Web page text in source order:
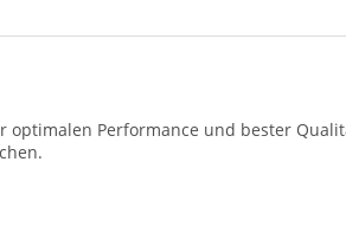
optimalen Performance und bester